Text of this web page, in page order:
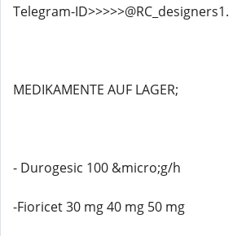
Telegram-ID>>>>>@RC_designers1.
MEDIKAMENTE AUF LAGER;
- Durogesic 100 &micro;g/h
-Fioricet 30 mg 40 mg 50 mg